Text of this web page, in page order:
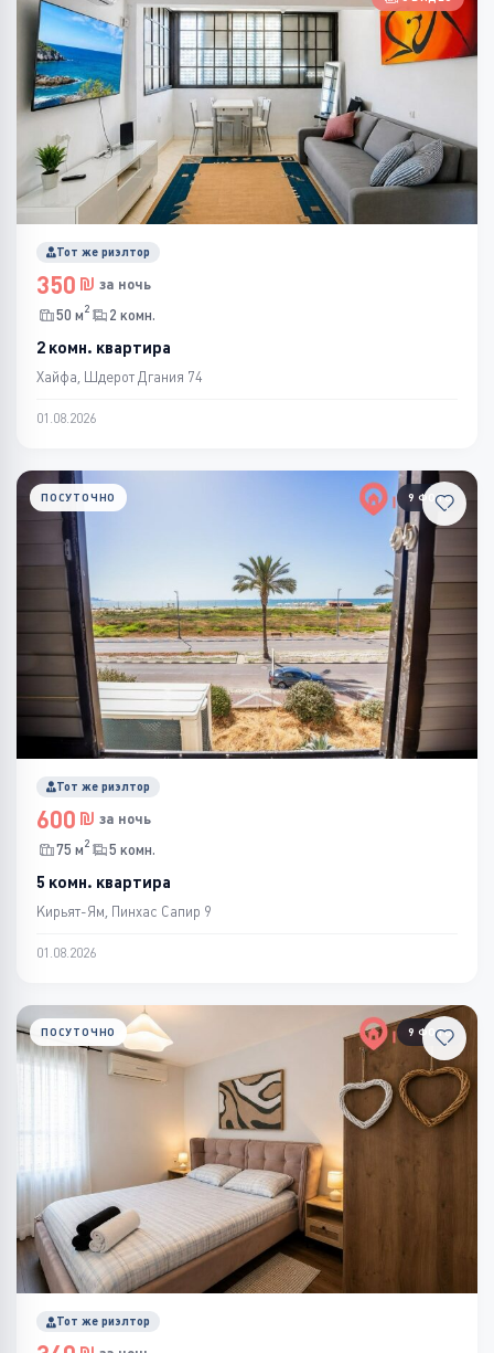
Тот же риэлтор
350
за ночь
50 м2 2 комн.
2 комн. квартира
Хайфа, Шдерот Дгания 74
01.08.2026
9 ФОТО
ПОСУТОЧНО
Тот же риэлтор
600
за ночь
75 м2 5 комн.
5 комн. квартира
Кирьят-Ям, Пинхас Сапир 9
01.08.2026
9 ФОТО
ПОСУТОЧНО
Тот же риэлтор